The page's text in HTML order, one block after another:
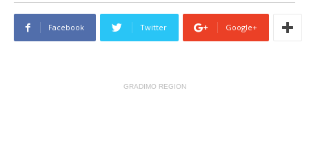
Facebook Twitter Google+
GRADIMO REGION